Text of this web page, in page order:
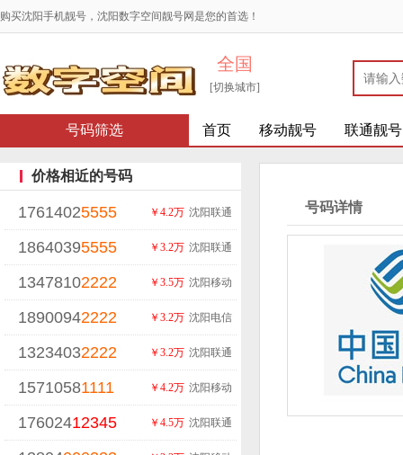
购买沈阳手机靓号，沈阳数字空间靓号网是您的首选！
全国
[切换城市]
号码筛选 首页 移动靓号 联通靓号
价格相近的号码
17614025555 沈阳联通
￥4.2万
18640395555 沈阳联通
￥3.2万
13478102222 沈阳移动
￥3.5万
18900942222 沈阳电信
￥3.2万
13234032222 沈阳联通
￥3.2万
15710581111 沈阳移动
￥4.2万
17602412345 沈阳联通
￥4.5万
号码详情